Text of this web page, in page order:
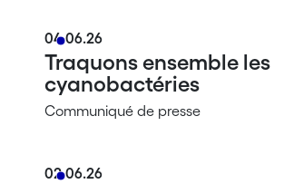
04.06.26
Traquons ensemble les
cyanobactéries
Communiqué de presse
02.06.26